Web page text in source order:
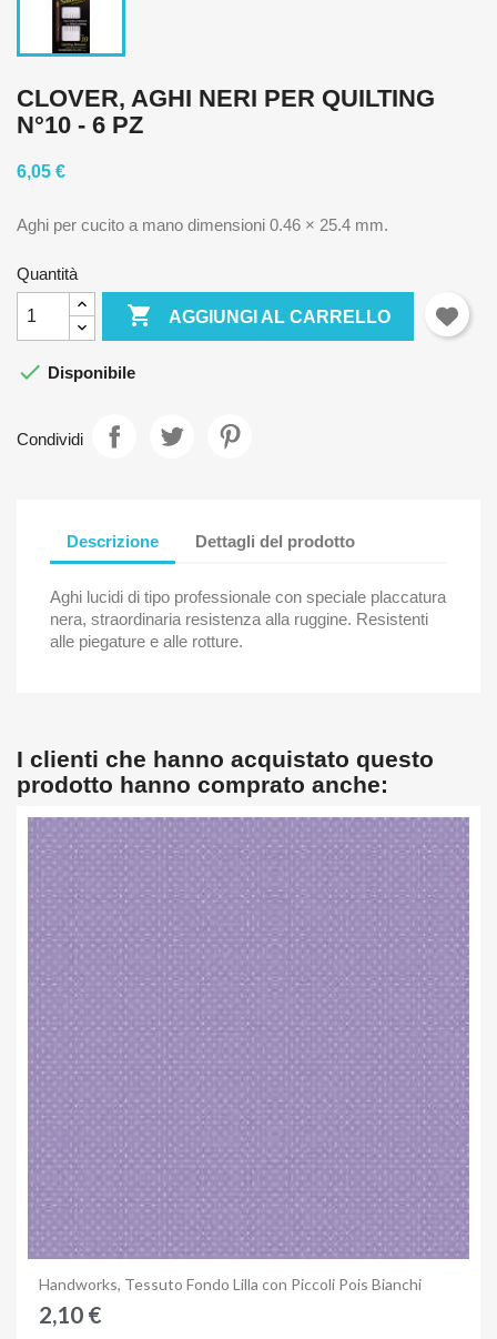
CLOVER, AGHI NERI PER QUILTING
N°10 - 6 PZ
6,05 €
Aghi per cucito a mano dimensioni 0.46 × 25.4 mm.
Quantità
 AGGIUNGI AL CARRELLO
 Disponibile
Condividi
Descrizione Dettagli del prodotto
Aghi lucidi di tipo professionale con speciale placcatura
nera, straordinaria resistenza alla ruggine. Resistenti
alle piegature e alle rotture.
I clienti che hanno acquistato questo
prodotto hanno comprato anche:
Anteprima
Handworks, Tessuto Fondo Lilla con Piccoli Pois Bianchi
2,10 €